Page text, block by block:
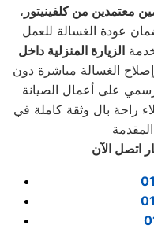
معتمدين من كلفينيتور ،
عودة الغسالة للعمل
الزيارة المنزلية داخل
الغسالة مباشرة دون
على أعمال الصيانة
راحة بال وثقة كاملة في
اتصل الآن